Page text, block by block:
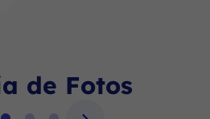
de Fotos